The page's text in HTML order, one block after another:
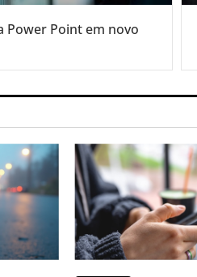
Power Point em novo